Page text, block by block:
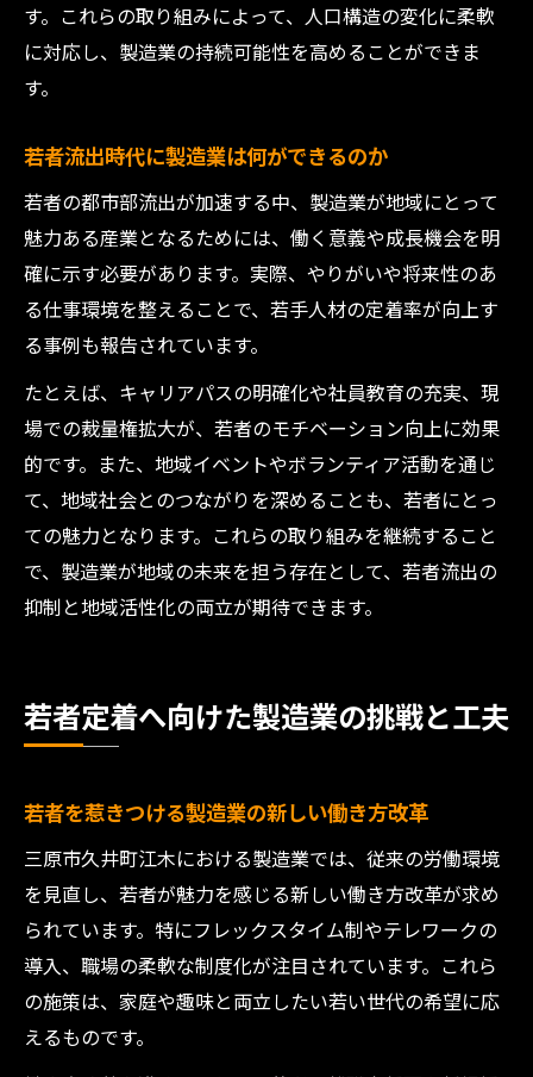
す。これらの取り組みによって、人口構造の変化に柔軟
に対応し、製造業の持続可能性を高めることができま
す。
若者流出時代に製造業は何ができるのか
若者の都市部流出が加速する中、製造業が地域にとって
魅力ある産業となるためには、働く意義や成長機会を明
確に示す必要があります。実際、やりがいや将来性のあ
る仕事環境を整えることで、若手人材の定着率が向上す
る事例も報告されています。
たとえば、キャリアパスの明確化や社員教育の充実、現
場での裁量権拡大が、若者のモチベーション向上に効果
的です。また、地域イベントやボランティア活動を通じ
て、地域社会とのつながりを深めることも、若者にとっ
ての魅力となります。これらの取り組みを継続すること
で、製造業が地域の未来を担う存在として、若者流出の
抑制と地域活性化の両立が期待できます。
若者定着へ向けた製造業の挑戦と工夫
若者を惹きつける製造業の新しい働き方改革
三原市久井町江木における製造業では、従来の労働環境
を見直し、若者が魅力を感じる新しい働き方改革が求め
られています。特にフレックスタイム制やテレワークの
導入、職場の柔軟な制度化が注目されています。これら
の施策は、家庭や趣味と両立したい若い世代の希望に応
えるものです。